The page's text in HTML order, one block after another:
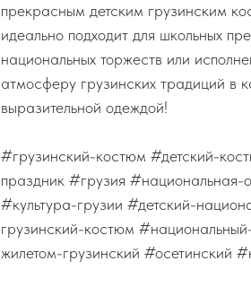
прекрасным детским грузинским
идеально подходит для школьных
национальных торжеств или
атмосферу грузинских традиций в
выразительной одеждой!
#грузинский-костюм #детский-
праздник #грузия
#культура-грузии #детский-
грузинский-костюм
жилетом-грузинский #осетинский